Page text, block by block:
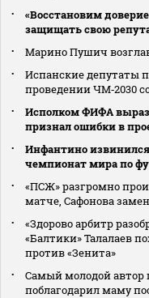
«Восстановим
защищать свою
Марино Пушич
Испанские депутаты
проведении ЧМ‑2030
Исполком ФИФА
признал ошибки в
Инфантино
чемпионат мира по
«ПСЖ» разгромно
матче, Сафонова
«Здорово арбитр
«Балтики» Талалаев
против «Зенита»
Самый молодой автор
поблагодарил маму